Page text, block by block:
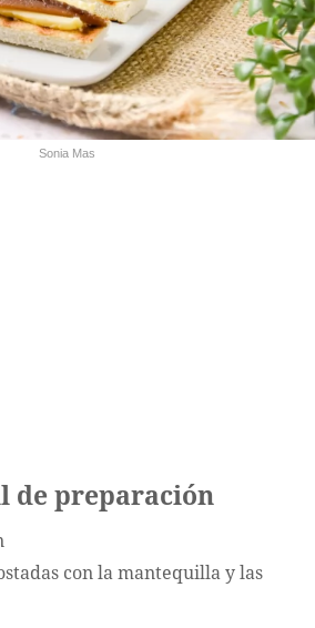
Sonia Mas
de preparación
con la mantequilla y las